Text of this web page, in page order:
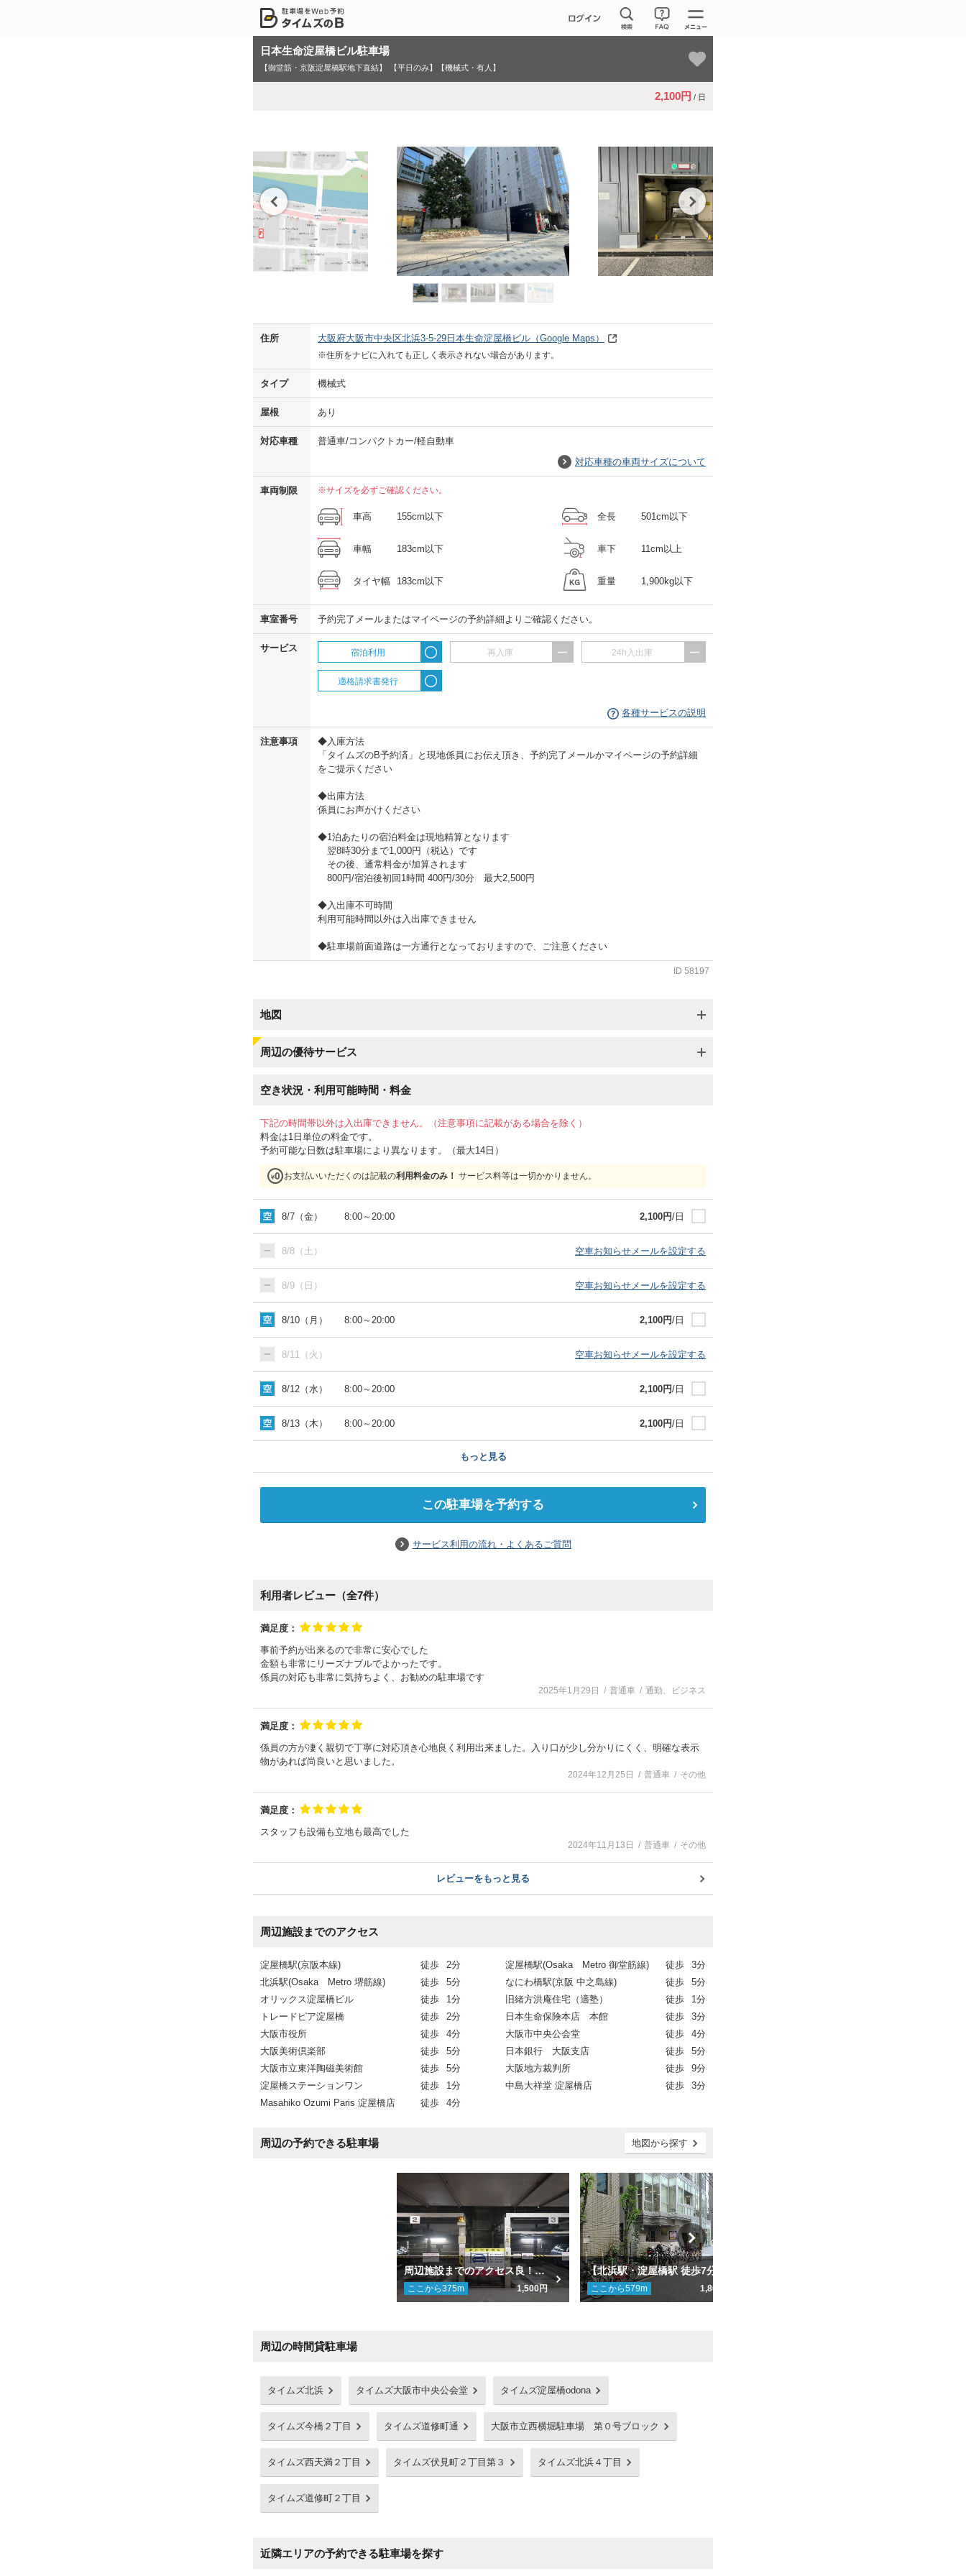
日本生命淀屋橋ビル駐車場
【御堂筋・京阪淀屋橋駅地下直結】 【平日のみ】【機械式・有人】
2,100円 / 日
Previo
us
住所 大阪府大阪市中央区北浜3-5-29日本生命淀屋橋ビル （Google Maps）
※住所をナビに入れても正しく表示されない場合があります。
タイプ 機械式
屋根 あり
対応車種
普通車/コンパクトカー/軽自動車
対応車種の車両サイズについて
車両制限 ※サイズを必ずご確認ください。
車高 155cm以下 全長 501cm以下
車幅 183cm以下 車下 11cm以上
タイヤ幅 183cm以下 重量 1,900kg以下
車室番号 予約完了メールまたはマイページの予約詳細よりご確認ください。
サービス 宿泊利用 再入庫 24h入出庫
適格請求書発行
各種サービスの説明
注意事項
◆入庫方法
「タイムズのB予約済」と現地係員にお伝え頂き、予約完了メールかマイページの予約詳細
をご提示ください
◆出庫方法
係員にお声かけください
◆1泊あたりの宿泊料金は現地精算となります
翌8時30分まで1,000円（税込）です
その後、通常料金が加算されます
800円/宿泊後初回1時間 400円/30分 最大2,500円
◆入出庫不可時間
利用可能時間以外は入出庫できません
◆駐車場前面道路は一方通行となっておりますので、ご注意ください
ID 58197
地図
周辺の優待サービス
空き状況・利用可能時間・料金
下記の時間帯以外は入出庫できません。（注意事項に記載がある場合を除く）
料金は1日単位の料金です。
予約可能な日数は駐車場により異なります。（最大14日）
お支払いいただくのは記載の利用料金のみ！ サービス料等は一切かかりません。
8/7（金） 8:00～ 20:00 2,100円/日
8/8（土） 空車お知らせメールを設定する
8/9（日） 空車お知らせメールを設定する
8/10（月） 8:00～ 20:00 2,100円/日
8/11（火） 空車お知らせメールを設定する
8/12（水） 8:00～ 20:00 2,100円/日
8/13（木） 8:00～ 20:00 2,100円/日
もっと見る
この駐車場を予約する
サービス利用の流れ・よくあるご質問
利用者レビュー（全7件）
満足度：
事前予約が出来るので非常に安心でした
金額も非常にリーズナブルでよかったです。
係員の対応も非常に気持ちよく、お勧めの駐車場です
2025年1月29日 普通車 通勤、ビジネス
満足度：
係員の方が凄く親切で丁寧に対応頂き心地良く利用出来ました。入り口が少し分かりにくく、明確な表示
物があれば尚良いと思いました。
2024年12月25日 普通車 その他
満足度：
スタッフも設備も立地も最高でした
2024年11月13日 普通車 その他
レビューをもっと見る
周辺施設までのアクセス
淀屋橋駅(京阪本線) 徒歩 2分 淀屋橋駅(Osaka Metro 御堂筋線) 徒歩
3分
北浜駅(Osaka Metro 堺筋線)
徒歩 5分 なにわ橋駅(京阪 中之島線) 徒歩
5分
オリックス淀屋橋ビル
徒歩 1分 旧緒方洪庵住宅（適塾） 徒歩
1分
トレードピア淀屋橋
徒歩 2分 日本生命保険本店 本館 徒歩
3分
大阪市役所
徒歩 4分 大阪市中央公会堂 徒歩
4分
大阪美術倶楽部
徒歩 5分 日本銀行 大阪支店 徒歩
5分
大阪市立東洋陶磁美術館
徒歩 5分 大阪地方裁判所 徒歩
9分
淀屋橋ステーションワン
徒歩 1分 中島大祥堂 淀屋橋店 徒歩
3分
Masahiko Ozumi Paris 淀屋橋店
徒歩 4分
周辺の予約できる駐車場 地図から探す
周辺施設までのアクセス良！地下駐車場で雨にぬれず入庫できる大阪中之島ビルパーキング
ここから375m 1,500円 ここから579m 1,800円
周辺の時間貸駐車場
タイムズ北浜 タイムズ大阪市中央公会堂 タイムズ淀屋橋odona
タイムズ今橋２丁目 タイムズ道修町通 大阪市立西横堀駐車場 第０号ブロック
タイムズ西天満２丁目 タイムズ伏見町２丁目第３ タイムズ北浜４丁目
タイムズ道修町２丁目
近隣エリアの予約できる駐車場を探す